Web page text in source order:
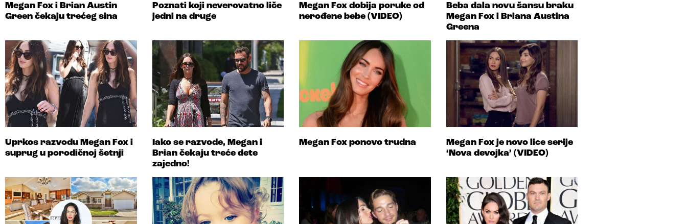
Megan Fox i Brian Austin
Green čekaju trećeg sina
Poznati koji neverovatno liče
jedni na druge
Megan Fox dobija poruke od
nerođene bebe (VIDEO)
Beba dala novu šansu braku
Megan Fox i Briana Austina
Greena
Uprkos razvodu Megan Fox i
suprug u porodičnoj šetnji
Iako se razvode, Megan i
Brian čekaju treće dete
zajedno!
Megan Fox ponovo trudna
Megan Fox je novo lice serije
‘Nova devojka’ (VIDEO)